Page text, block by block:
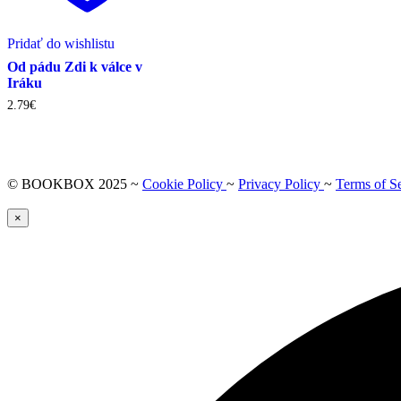
Pridať do wishlistu
Od pádu Zdi k válce v
Iráku
2.79€
© BOOKBOX 2025 ~ Cookie Policy ~ Privacy Policy ~ Terms of
×